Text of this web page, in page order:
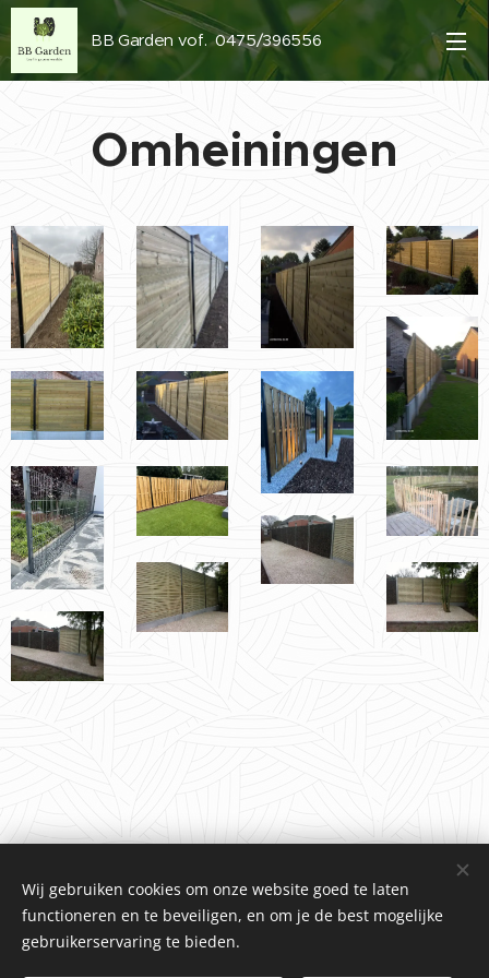
BB Garden vof. 0475/396556
Omheiningen
Wij gebruiken cookies om onze website goed te laten
functioneren en te beveiligen, en om je de best mogelijke
gebruikerservaring te bieden.